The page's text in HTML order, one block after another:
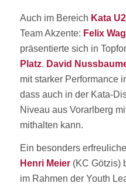
Auch im Bereich Kata
Team Akzente: Felix
präsentierte sich in
Platz. David
mit starker Performance
dass auch in der Kata-
Niveau aus Vorarlberg
mithalten kann.
Ein besonders
Henri Meier(KC Götzis)
im Rahmen der Youth